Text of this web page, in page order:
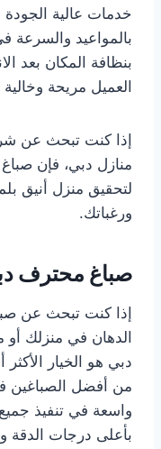
خدمات عالية الجودة
بالمواعيد والسرعة
بنظافة المكان بعد
العميل مريحة
إذا كنت تبحث عن
منازل دبي، فإن
لتحقيق منزل أنيق
ورغباتك.
صباغ محترف
إذا كنت تبحث عن
الدهان في منزلك
دبي هو الخيار
من أفضل الصباغين
واسعة في تنفيذ جميع
بأعلى درجات الدقة